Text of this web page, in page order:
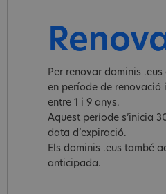
Per renovar dominis .eus
en període de renovació
entre 1 i 9 anys.
Aquest període s’inicia
data d’expiració.
Els dominis .eus també
anticipada.